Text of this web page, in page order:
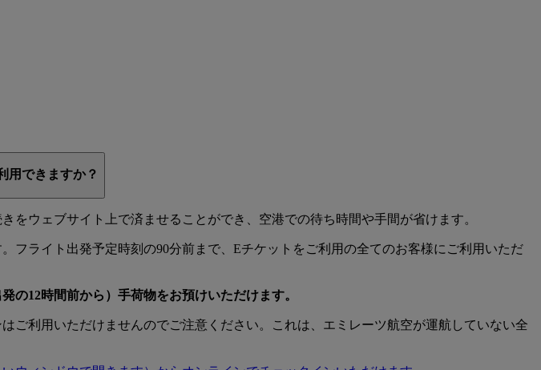
用できますか？
ウェブサイト上で済ませることができ、空港での待ち時間や手間が省けます。
フライト出発予定時刻の90分前まで、Eチケットをご利用の全てのお客様にご利用いただ
の12時間前から）手荷物をお預けいただけます。
ご利用いただけませんのでご注意ください。これは、エミレーツ航空が運航していない全